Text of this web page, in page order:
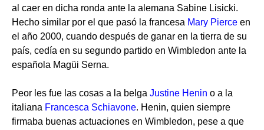
al caer en dicha ronda ante la alemana Sabine Lisicki.
Hecho similar por el que pasó la francesa Mary Pierce en
el año 2000, cuando después de ganar en la tierra de su
país, cedía en su segundo partido en Wimbledon ante la
española Magüi Serna.
Peor les fue las cosas a la belga Justine Henin o a la
italiana Francesca Schiavone. Henin, quien siempre
firmaba buenas actuaciones en Wimbledon, pese a que